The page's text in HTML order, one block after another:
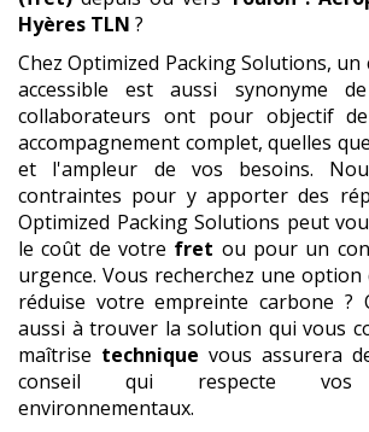
Hyères TLN ?
Chez Optimized Packing Solutions,
accessible est aussi synonyme de
collaborateurs ont pour objectif
accompagnement complet, quelles
et l'ampleur de vos besoins.
contraintes pour y apporter des
Optimized Packing Solutions peut
le coût de votre fret ou pour un
urgence. Vous recherchez une option
réduise votre empreinte carbone ?
aussi à trouver la solution qui vous
maîtrise technique vous assurera
conseil qui respecte vos
environnementaux.